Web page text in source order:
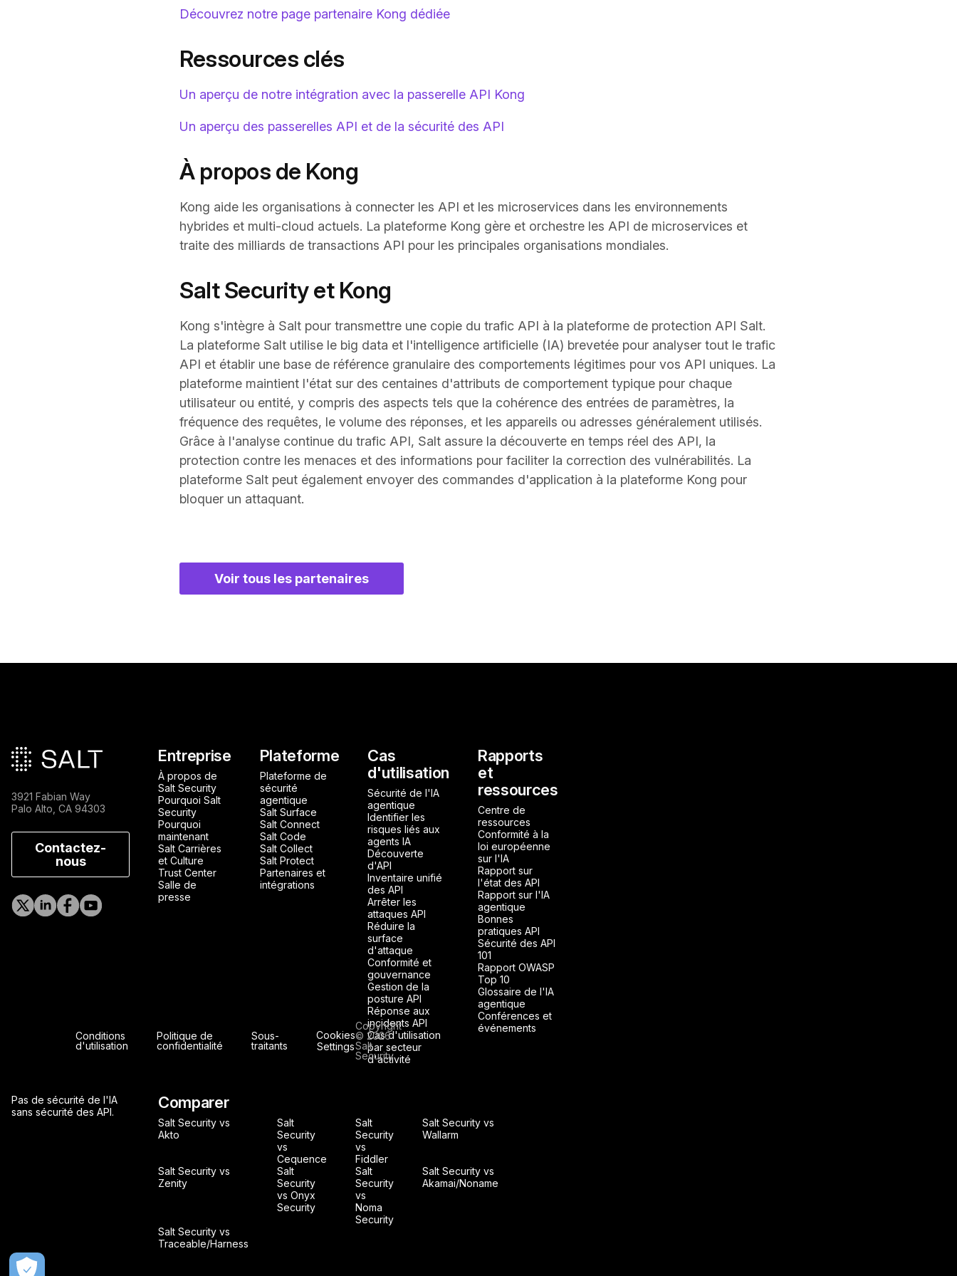
Découvrez notre page partenaire Kong dédiée
Ressources clés
Un aperçu de notre intégration avec la passerelle API Kong
Un aperçu des passerelles API et de la sécurité des API
À propos de Kong
Kong aide les organisations à connecter les API et les microservices dans les environnements
hybrides et multi-cloud actuels. La plateforme Kong gère et orchestre les API de microservices et
traite des milliards de transactions API pour les principales organisations mondiales.
Salt Security et Kong
Kong s'intègre à Salt pour transmettre une copie du trafic API à la plateforme de protection API Salt.
La plateforme Salt utilise le big data et l'intelligence artificielle (IA) brevetée pour analyser tout le trafic
API et établir une base de référence granulaire des comportements légitimes pour vos API uniques. La
plateforme maintient l'état sur des centaines d'attributs de comportement typique pour chaque
utilisateur ou entité, y compris des aspects tels que la cohérence des entrées de paramètres, la
fréquence des requêtes, le volume des réponses, et les appareils ou adresses généralement utilisés.
Grâce à l'analyse continue du trafic API, Salt assure la découverte en temps réel des API, la
protection contre les menaces et des informations pour faciliter la correction des vulnérabilités. La
plateforme Salt peut également envoyer des commandes d'application à la plateforme Kong pour
bloquer un attaquant.
Voir tous les partenaires
Pied de page principal
3921 Fabian Way
Palo Alto, CA 94303
Contactez-
nous
Entreprise
À propos de
Salt Security
Pourquoi Salt
Security
Pourquoi
maintenant
Salt Carrières
et Culture
Trust Center
Salle de
presse
Plateforme
Plateforme de
sécurité
agentique
Salt Surface
Salt Connect
Salt Code
Salt Collect
Salt Protect
Partenaires et
intégrations
Cas
d'utilisation
Sécurité de l'IA
agentique
Identifier les
risques liés aux
agents IA
Découverte
d'API
Inventaire unifié
des API
Arrêter les
attaques API
Réduire la
surface
d'attaque
Conformité et
gouvernance
Gestion de la
posture API
Réponse aux
incidents API
Cas d'utilisation
par secteur
d'activité
Rapports
et
ressources
Centre de
ressources
Conformité à la
loi européenne
sur l'IA
Rapport sur
l'état des API
Rapport sur l'IA
agentique
Bonnes
pratiques API
Sécurité des API
101
Rapport OWASP
Top 10
Glossaire de l'IA
agentique
Conférences et
événements
Pas de sécurité de l'IA
sans sécurité des API.
Comparer
Salt Security vs
Akto
Salt
Security
vs
Cequence
Salt
Security
vs
Fiddler
Salt Security vs
Wallarm
Salt Security vs
Zenity
Salt
Security
vs Onyx
Security
Salt
Security
vs
Noma
Security
Salt Security vs
Akamai/Noname
Salt Security vs
Traceable/Harness
Conditions
d'utilisation
Politique de
confidentialité
Sous-
traitants
Cookies
Settings
Copyright
© 2026
Salt
Security